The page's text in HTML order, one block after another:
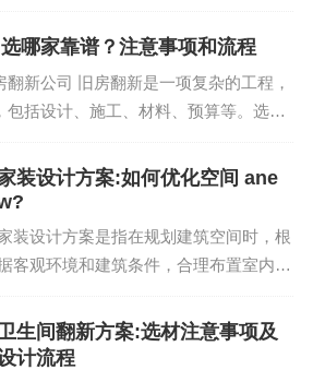
修方案沟通注意事项。总而言
意事项是一个很复杂的系统，
公司、掌握装修过程中的沟通
题。希望这个系列的探讨能够
助。需要装修或设计的朋友，可
盘点几家广...
哪家靠谱？注意事项和流程
新公司 旧房翻新是一项复杂的工程，
包括设计、施工、材料、预算等。选择
装设计方案:如何优化空间 ane
装设计方案是指在规划建筑空间时，根
客观环境和建筑条件，合理布置室内空
理的居住环境家装设计方案注意事项空
功能性要求设计风格和色彩主题选择材
生间翻新方案:选材注意事项及
计流程